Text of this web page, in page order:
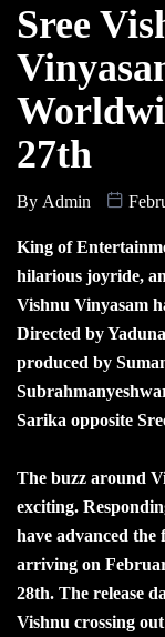
Sree
27th
By Admin
King of
hilarious joyride,
Vishnu Vinyasam
Directed by
produced by
Sarika opposite
The buzz around
exciting.
have advanced the
arriving on
28th. The release
Vishnu crossing